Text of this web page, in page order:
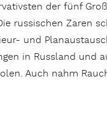
der fünf
russischen Zaren
und
in Russland und
Auch nahm